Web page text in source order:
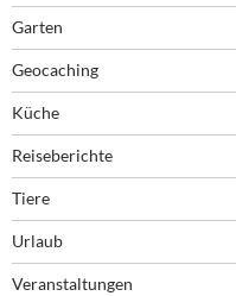
Garten
Geocaching
Küche
Reiseberichte
Tiere
Urlaub
Veranstaltungen